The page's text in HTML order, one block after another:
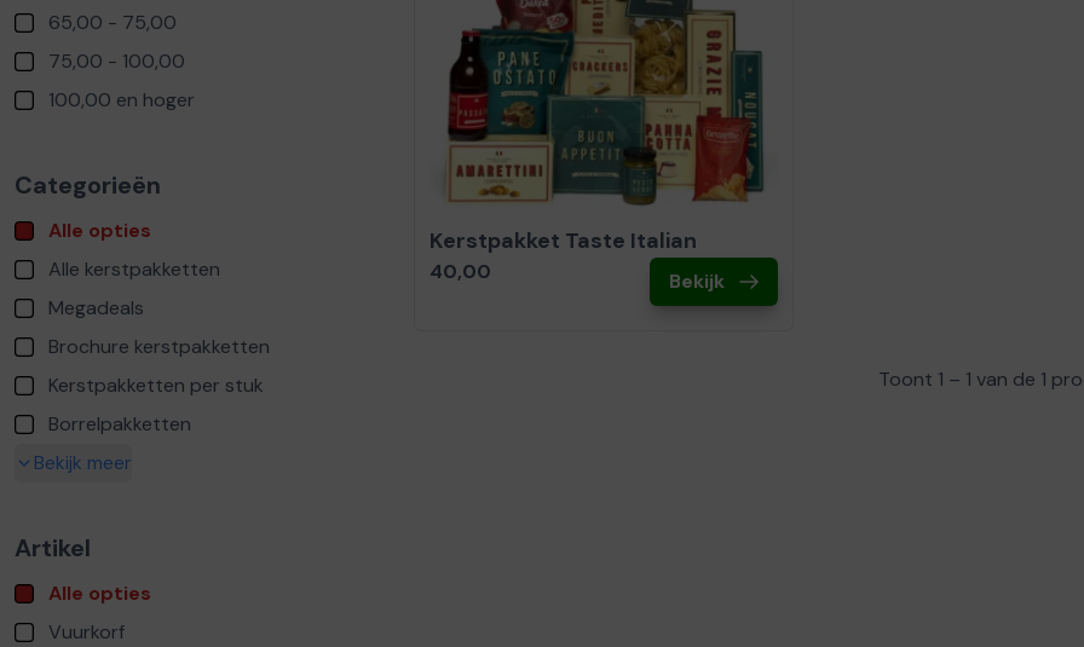
65,00 - 75,00
75,00 - 100,00
100,00 en hoger
Categorieën
Alle opties
Alle kerstpakketten
Megadeals
Brochure kerstpakketten
Kerstpakketten per stuk
Borrelpakketten
Bekijk meer
Artikel
Alle opties
Vuurkorf
Kerstpakket Taste Italian
40,00 Bekijk
Toont 1 – 1 van de 1